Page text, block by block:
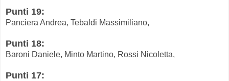
Punti 19:
Panciera Andrea, Tebaldi Massimiliano,
Punti 18:
Baroni Daniele, Minto Martino, Rossi Nicoletta,
Punti 17: